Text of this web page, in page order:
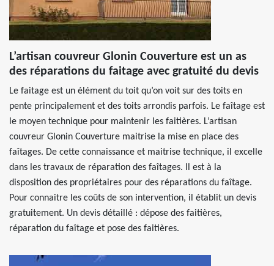
L’artisan couvreur Glonin Couverture est un as
des réparations du faitage avec gratuité du devis
Le faitage est un élément du toit qu’on voit sur des toits en
pente principalement et des toits arrondis parfois. Le faîtage est
le moyen technique pour maintenir les faitières. L’artisan
couvreur Glonin Couverture maitrise la mise en place des
faîtages. De cette connaissance et maitrise technique, il excelle
dans les travaux de réparation des faîtages. Il est à la
disposition des propriétaires pour des réparations du faîtage.
Pour connaitre les coûts de son intervention, il établit un devis
gratuitement. Un devis détaillé : dépose des faitières,
réparation du faîtage et pose des faitières.